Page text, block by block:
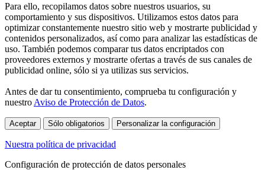
Para ello, recopilamos datos sobre nuestros usuarios, su
comportamiento y sus dispositivos. Utilizamos estos datos para
optimizar constantemente nuestro sitio web y mostrarte publicidad y
contenidos personalizados, así como para analizar las estadísticas de
uso. También podemos comparar tus datos encriptados con
proveedores externos y mostrarte ofertas a través de sus canales de
publicidad online, sólo si ya utilizas sus servicios.
Antes de dar tu consentimiento, comprueba tu configuración y
nuestro Aviso de Protección de Datos.
Aceptar Sólo obligatorios Personalizar la configuración
Nuestra política de privacidad
Configuración de protección de datos personales